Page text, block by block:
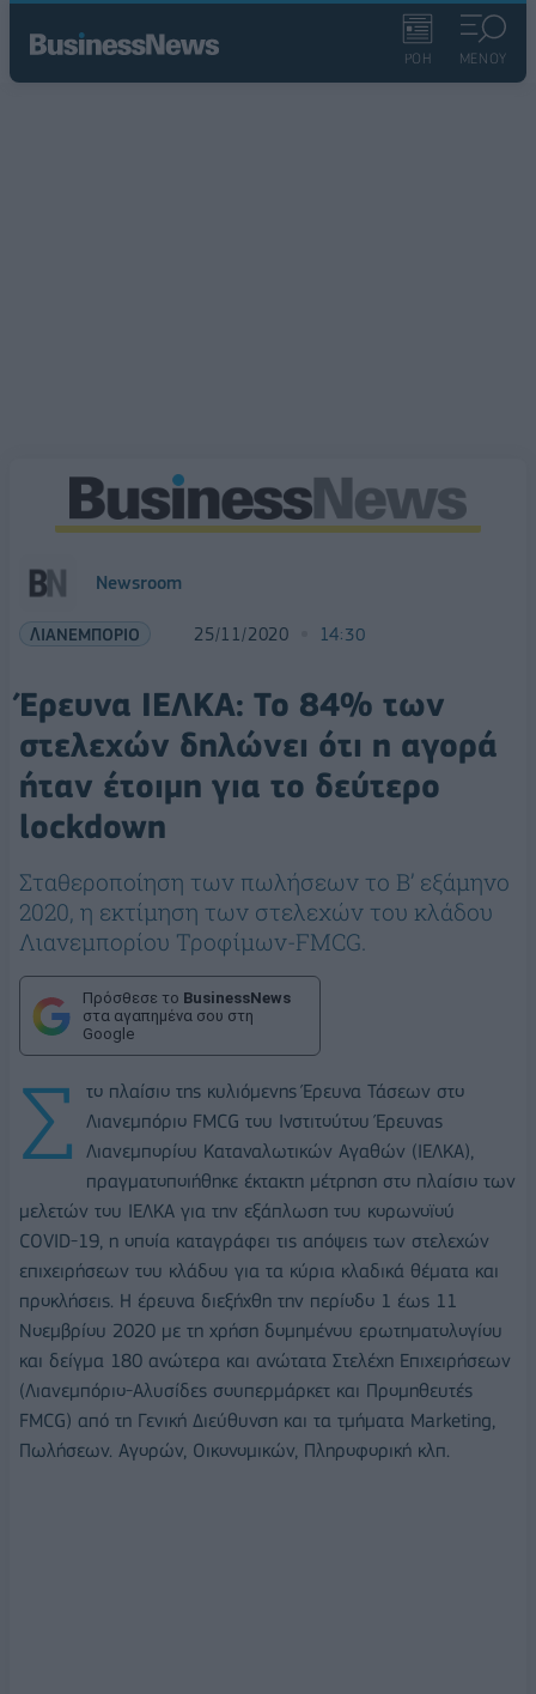
ΡΟΗ ΜΕΝΟΥ
Newsroom
ΛΙΑΝΕΜΠΟΡΙΟ 25/11/2020 14:30
Έρευνα ΙΕΛΚΑ: Το 84% των
στελεχών δηλώνει ότι η αγορά
ήταν έτοιμη για το δεύτερο
lockdown
Σταθεροποίηση των πωλήσεων το Β’ εξάμηνο
2020, η εκτίμηση των στελεχών του κλάδου
Λιανεμπορίου Τροφίμων-FMCG.
Πρόσθεσε το BusinessNews
στα αγαπημένα σου στη
Google
Σ
το πλαίσιο της κυλιόμενης Έρευνα Τάσεων στο
Λιανεμπόριο FMCG του Ινστιτούτου Έρευνας
Λιανεμπορίου Καταναλωτικών Αγαθών (ΙΕΛΚΑ),
πραγματοποιήθηκε έκτακτη μέτρηση στο πλαίσιο των
μελετών του ΙΕΛΚΑ για την εξάπλωση του κορωνοϊού
COVID-19, η οποία καταγράφει τις απόψεις των στελεχών
επιχειρήσεων του κλάδου για τα κύρια κλαδικά θέματα και
προκλήσεις. Η έρευνα διεξήχθη την περίοδο 1 έως 11
Νοεμβρίου 2020 με τη χρήση δομημένου ερωτηματολογίου
και δείγμα 180 ανώτερα και ανώτατα Στελέχη Επιχειρήσεων
(Λιανεμπόριο-Αλυσίδες σουπερμάρκετ και Προμηθευτές
FMCG) από τη Γενική Διεύθυνση και τα τμήματα Marketing,
Πωλήσεων. Αγορών, Οικονομικών, Πληροφορική κλπ.